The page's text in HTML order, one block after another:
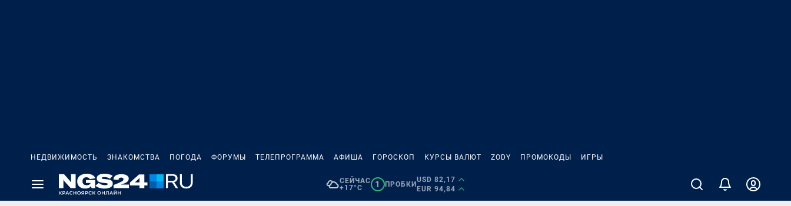
НЕДВИЖИМОСТЬ ЗНАКОМСТВА ПОГОДА ФОРУМЫ ТЕЛЕПРОГРАММА АФИША ГОРОСКОП КУРСЫ ВАЛЮТ ZODY ПРОМОКОДЫ ИГРЫ
СЕЙЧАС
+17°C
1 ПРОБКИ
USD 82,17
EUR 94,84